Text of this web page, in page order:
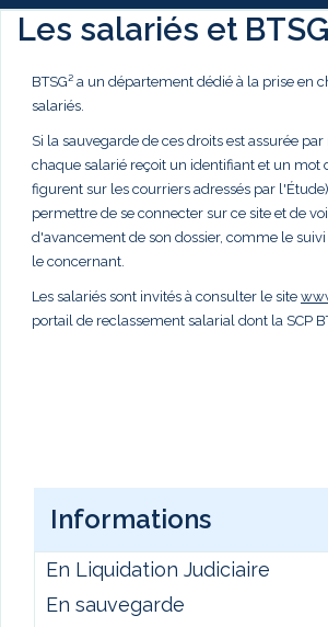
Les salariés et
BTSG² a un département dédié à la prise en
salariés.
Si la sauvegarde de ces droits est assurée par
chaque salarié reçoit un identifiant et un mot
figurent sur les courriers adressés par
permettre de se connecter sur ce site et de
d'avancement de son dossier, comme le
le concernant.
Les salariés sont invités à consulter le site
portail de reclassement salarial dont la SCP
Informations
En Liquidation Judiciaire
En sauvegarde